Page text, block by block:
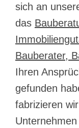
sich an
das
Bauberater,
Ihren
gefunden
fabrizieren